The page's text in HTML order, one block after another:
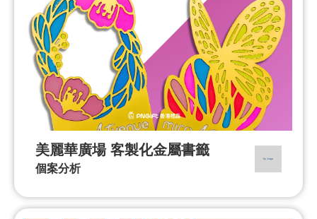
美麗華廣場 客製化金屬書籤
個案分析